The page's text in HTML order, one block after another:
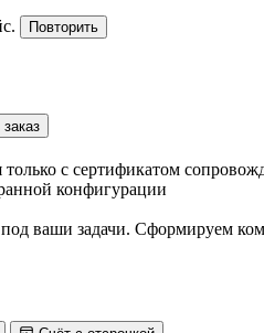
Повторить
только с сертификатом
конфигурации
ваши задачи. Сформируем